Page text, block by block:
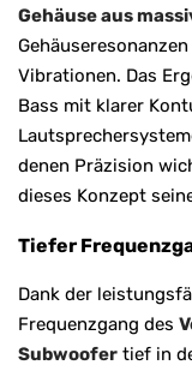
Gehäuse aus
Vibrationen. Das
Bass mit klarer
denen Präzision
dieses Konzept
Tiefer
Dank der
Frequenzgang des
Subwoofer tief in